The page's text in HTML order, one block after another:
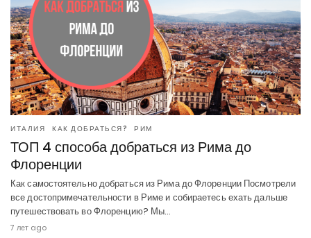
ИТАЛИЯ КАК ДОБРАТЬСЯ? РИМ
ТОП 4 способа добраться из Рима до
Флоренции
Как самостоятельно добраться из Рима до Флоренции Посмотрели
все достопримечательности в Риме и собираетесь ехать дальше
путешествовать во Флоренцию? Мы…
7 лет ago